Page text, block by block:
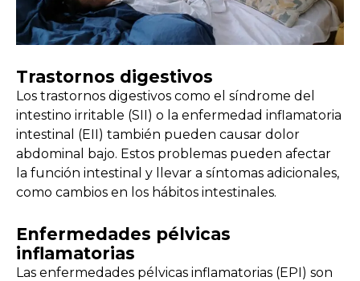
Trastornos digestivos
Los trastornos digestivos como el síndrome del
intestino irritable (SII) o la enfermedad inflamatoria
intestinal (EII) también pueden causar dolor
abdominal bajo. Estos problemas pueden afectar
la función intestinal y llevar a síntomas adicionales,
como cambios en los hábitos intestinales.
Enfermedades pélvicas
inflamatorias
Las enfermedades pélvicas inflamatorias (EPI) son